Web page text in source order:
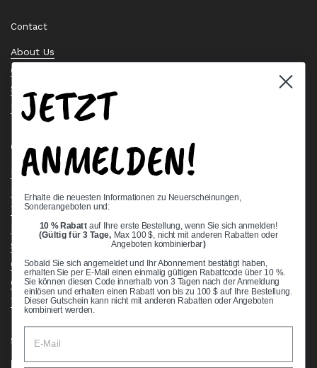
Contact
About Us
Contact Us
Stock Check
Request a Quote
Quick links
Bearing Knowledge Center
Terms & Conditions
Return & Refund Policy
Shipping Policy
Open Cookie Banner
Comprehensive Guide to Ball Bearings
Track your Order
Supported payment methods
JETZT
ANMELDEN!
Erhalte die neuesten Informationen zu Neuerscheinungen,
Sonderangeboten und:
10 % Rabatt auf Ihre erste Bestellung, wenn Sie sich anmelden!
(Gültig für 3 Tage, Max 100 $, nicht mit anderen Rabatten oder
Angeboten kombinierbar)
Sobald Sie sich angemeldet und Ihr Abonnement bestätigt haben,
erhalten Sie per E-Mail einen einmalig gültigen Rabattcode über 10 %.
Sie können diesen Code innerhalb von 3 Tagen nach der Anmeldung
einlösen und erhalten einen Rabatt von bis zu 100 $ auf Ihre Bestellung.
Dieser Gutschein kann nicht mit anderen Rabatten oder Angeboten
kombiniert werden.